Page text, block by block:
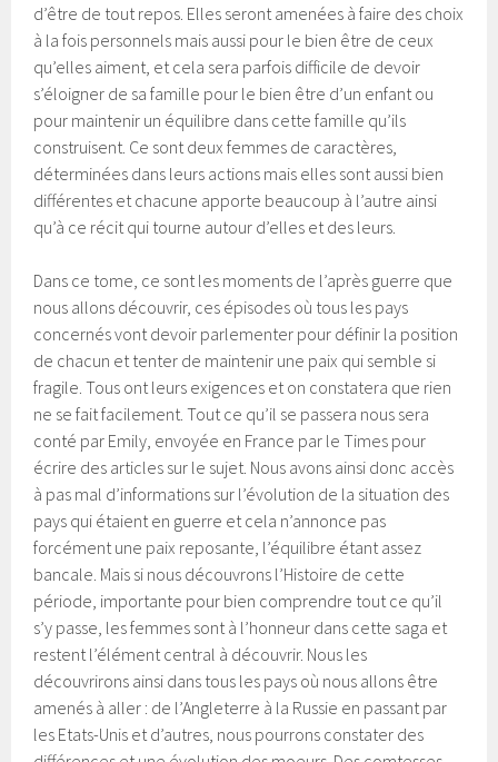
d’être de tout repos. Elles seront amenées à faire des choix
à la fois personnels mais aussi pour le bien être de ceux
qu’elles aiment, et cela sera parfois difficile de devoir
s’éloigner de sa famille pour le bien être d’un enfant ou
pour maintenir un équilibre dans cette famille qu’ils
construisent. Ce sont deux femmes de caractères,
déterminées dans leurs actions mais elles sont aussi bien
différentes et chacune apporte beaucoup à l’autre ainsi
qu’à ce récit qui tourne autour d’elles et des leurs.
Dans ce tome, ce sont les moments de l’après guerre que
nous allons découvrir, ces épisodes où tous les pays
concernés vont devoir parlementer pour définir la position
de chacun et tenter de maintenir une paix qui semble si
fragile. Tous ont leurs exigences et on constatera que rien
ne se fait facilement. Tout ce qu’il se passera nous sera
conté par Emily, envoyée en France par le Times pour
écrire des articles sur le sujet. Nous avons ainsi donc accès
à pas mal d’informations sur l’évolution de la situation des
pays qui étaient en guerre et cela n’annonce pas
forcément une paix reposante, l’équilibre étant assez
bancale. Mais si nous découvrons l’Histoire de cette
période, importante pour bien comprendre tout ce qu’il
s’y passe, les femmes sont à l’honneur dans cette saga et
restent l’élément central à découvrir. Nous les
découvrirons ainsi dans tous les pays où nous allons être
amenés à aller : de l’Angleterre à la Russie en passant par
les Etats-Unis et d’autres, nous pourrons constater des